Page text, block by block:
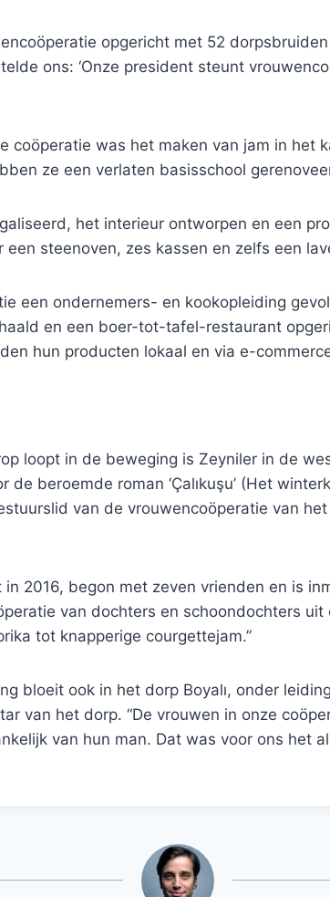
opgericht met 52
ons: ‘Onze president steunt
coöperatie was het maken van jam in het
ze een verlaten basisschool
het interieur ontworpen en een
steenoven, zes kassen en zelfs een
een ondernemers- en kookopleiding
en een boer-tot-tafel-restaurant
hun producten lokaal en via e-
loopt in de beweging is Zeyniler in de
de beroemde roman ‘Çalıkuşu’ (Het
van de vrouwencoöperatie van
in 2016, begon met zeven vrienden en is
van dochters en schoondochters uit
tot knapperige courgettejam.”
bloeit ook in het dorp Boyalı, onder
van het dorp. “De vrouwen in onze
van hun man. Dat was voor ons het